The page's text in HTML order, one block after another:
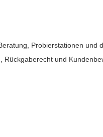
Probierstationen und
und